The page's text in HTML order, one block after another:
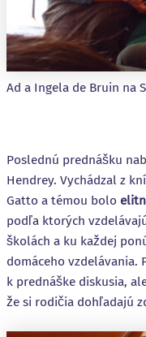
Ad a Ingela de Bruin na
Poslednú prednášku
Hendrey. Vychádzal z
Gatto a témou bolo
podľa ktorých
školách a ku každej
domáceho vzdelávania.
k prednáške diskusia,
že si rodičia dohľadajú